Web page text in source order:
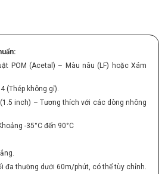
POM (Acetal) – Màu nâu (LF) hoặc Xám
(Thép không gỉ).
inch) – Tương thích với các dòng nhông
-35°C đến 90°C
đa thường dưới 60m/phút, có thể tùy chỉnh.